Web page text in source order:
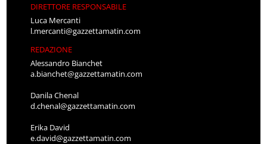
DIRETTORE RESPONSABILE
Luca Mercanti
l.mercanti@gazzettamatin.com
REDAZIONE
Alessandro Bianchet
a.bianchet@gazzettamatin.com
Danila Chenal
d.chenal@gazzettamatin.com
Erika David
e.david@gazzettamatin.com